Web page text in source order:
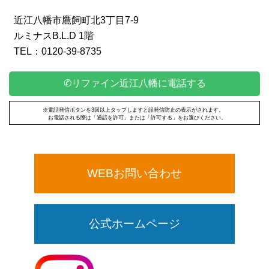
近江八幡市鷹飼町北3丁目7-9
ルミナスB.L.D 1階
TEL：0120-39-8735
✆リファイン近江八幡に電話する
※電話発信ボタンを3回以上タップしますと誤発信防止の表示がされます。
お電話される際は「通話を許可」または「許可する」をお選びください。
WEBお問い合わせ
公式ホームページ